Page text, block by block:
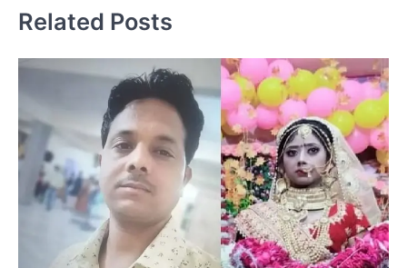
Related Posts